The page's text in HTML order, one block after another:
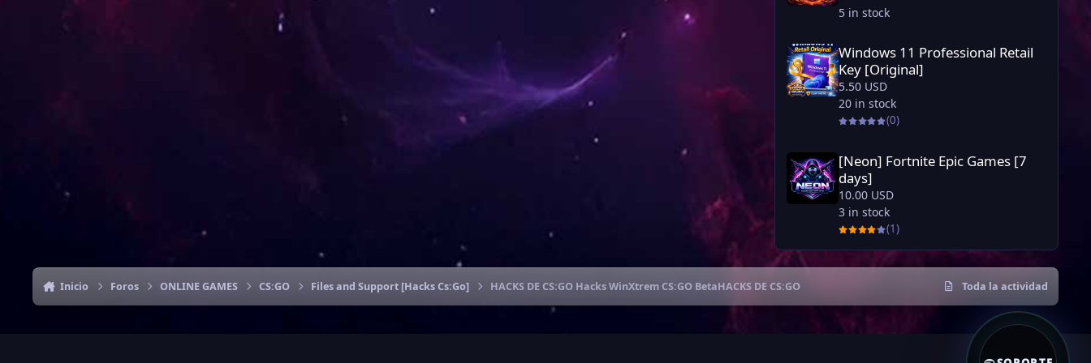
5 in stock
Windows 11 Professional Retail Key [Original]
Windows 11 Professional Retail
Key [Original]
5.50 USD
20 in stock
(0)
[Neon] Fortnite Epic Games [7 days]
[Neon] Fortnite Epic Games [7
days]
10.00 USD
3 in stock
(1)
Inicio Foros ONLINE GAMES CS:GO Files and Support [Hacks Cs:Go] HACKS DE CS:GO Hacks WinXtrem CS:GO BetaHACKS DE CS:GO Toda la actividad